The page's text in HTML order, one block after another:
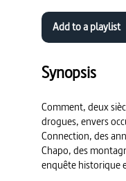
Add to a playlist
Synopsis
Comment, deux
drogues, envers
Connection, des
Chapo, des
enquête historique